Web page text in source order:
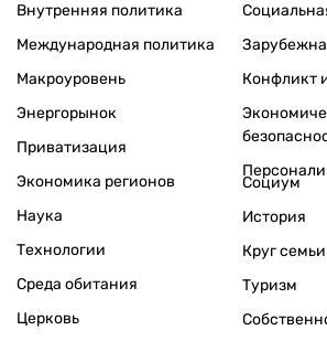
Внутренняя политика
Международная политика
Макроуровень
Энергорынок
Приватизация
Экономика регионов
Конфликт
Наука
Технологии
Среда обитания
Церковь
Социум
История
Круг семьи
Туризм